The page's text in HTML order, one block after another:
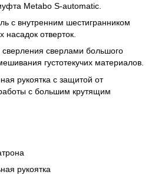
Metabo S-automatic.
с внутренним шестигранником
насадок отверток.
сверлами большого
густотекучих материалов.
рукоятка с защитой от
с большим крутящим
рукоятка